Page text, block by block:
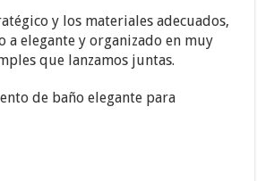
y los materiales adecuados,
elegante y organizado en muy
que lanzamos juntas.
de baño elegante para